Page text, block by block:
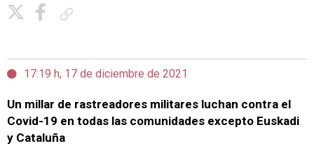
17:19 h, 17 de diciembre de 2021
Un millar de rastreadores militares luchan contra el
Covid-19 en todas las comunidades excepto Euskadi
y Cataluña